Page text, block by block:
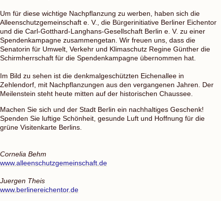
Um für diese wichtige Nachpflanzung zu werben, haben sich die
Alleenschutzgemeinschaft e. V., die Bürgerinitiative Berliner Eichentor
und die Carl-Gotthard-Langhans-Gesellschaft Berlin e. V. zu einer
Spendenkampagne zusammengetan. Wir freuen uns, dass die
Senatorin für Umwelt, Verkehr und Klimaschutz Regine Günther die
Schirmherrschaft für die Spendenkampagne übernommen hat.
Im Bild zu sehen ist die denkmalgeschützten Eichenallee in
Zehlendorf, mit Nachpflanzungen aus den vergangenen Jahren. Der
Meilenstein steht heute mitten auf der historischen Chaussee.
Machen Sie sich und der Stadt Berlin ein nachhaltiges Geschenk!
Spenden Sie luftige Schönheit, gesunde Luft und Hoffnung für die
grüne Visitenkarte Berlins.
Cornelia Behm
www.alleenschutzgemeinschaft.de
Juergen Theis
www.berlinereichentor.de